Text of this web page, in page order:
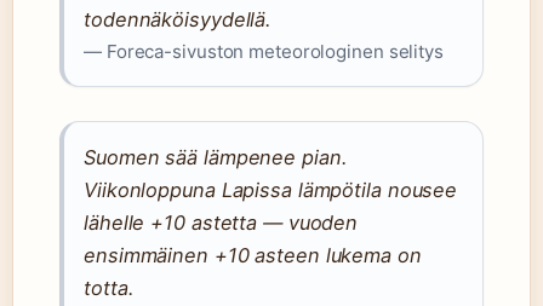
todennäköisyydellä.
— Foreca-sivuston meteorologinen selitys
Suomen sää lämpenee pian.
Viikonloppuna Lapissa lämpötila nousee
lähelle +10 astetta — vuoden
ensimmäinen +10 asteen lukema on
totta.